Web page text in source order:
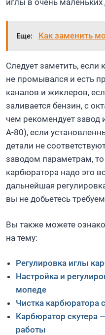
иглы в очень маленьких
Еще: Как заменить
Следует заметить,
не промывался и есть
каналов и жиклеров,
заливается бензин, с
чем рекомендует завод
А-80), если
детали не
заводом параметрам,
карбюратора надо это
дальнейшая
вы не добьетесь
Вы также можете
на тему:
Регулировка иглы
Настройка и
мопеде
Чистка карбюратора
Карбюратор скутера
работы